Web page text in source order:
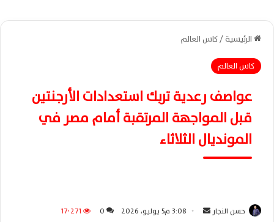
الرئيسية/كاس العالم
كاس العالم
عواصف رعدية تربك استعدادات الأرجنتين
قبل المواجهة المرتقبة أمام مصر في
المونديال الثلاثاء
حسن النجار 3:08 م5 يوليو، 2026 0
17٬271